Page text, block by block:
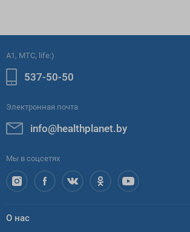
A1, МТС, life:)
537-50-50
Электронная почта
info@healthplanet.by
Мы в соцсетях
О нас